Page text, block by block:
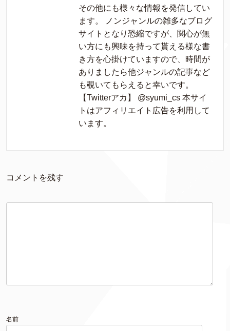
その他にも様々な情報を発信してい
ます。 ノンジャンルの雑多なブログ
サイトとなり恐縮ですが、関心が無
い方にも興味を持って貰える様な書
き方を心掛けていますので、時間が
ありましたら他ジャンルの記事など
も覗いてもらえると幸いです。
【Twitterアカ】 @syumi_cs 本サイ
トはアフィリエイト広告を利用して
います。
コメントを残す
名前